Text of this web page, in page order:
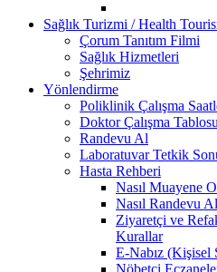
Sağlık Turizmi / Health
Çorum Tanıtım Filmi
Sağlık Hizmetleri
Şehrimiz
Yönlendirme
Poliklinik Çalışma
Doktor Çalışma Tablosu
Randevu Al
Laboratuvar Tetkik
Hasta Rehberi
Nasıl Muayene
Nasıl Randevu
Ziyaretçi ve
Kurallar
E-Nabız (Kişisel
Nöbetçi